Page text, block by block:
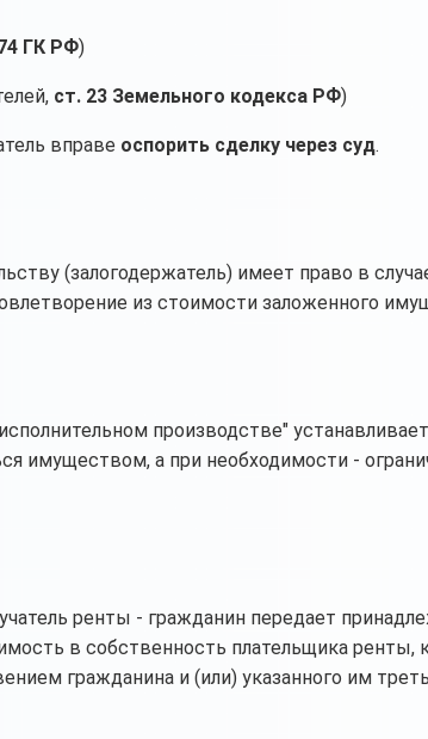
ГК РФ)
ст. 23 Земельного кодекса РФ)
вправе оспорить сделку через суд.
(залогодержатель) имеет право в
из стоимости заложенного
производстве"
имуществом, а при необходимости -
ренты - гражданин передает
в собственность плательщика ренты,
гражданина и (или) указанного им